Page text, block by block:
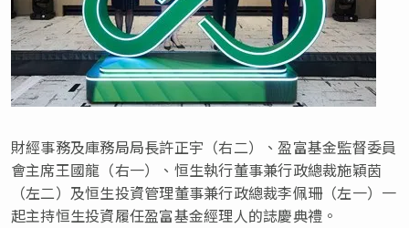
財經事務及庫務局局長許正宇（右二）、盈富基金監督委員
會主席王國龍（右一）、恒生執行董事兼行政總裁施穎茵
（左二）及恒生投資管理董事兼行政總裁李佩珊（左一）一
起主持恒生投資履任盈富基金經理人的誌慶典禮。